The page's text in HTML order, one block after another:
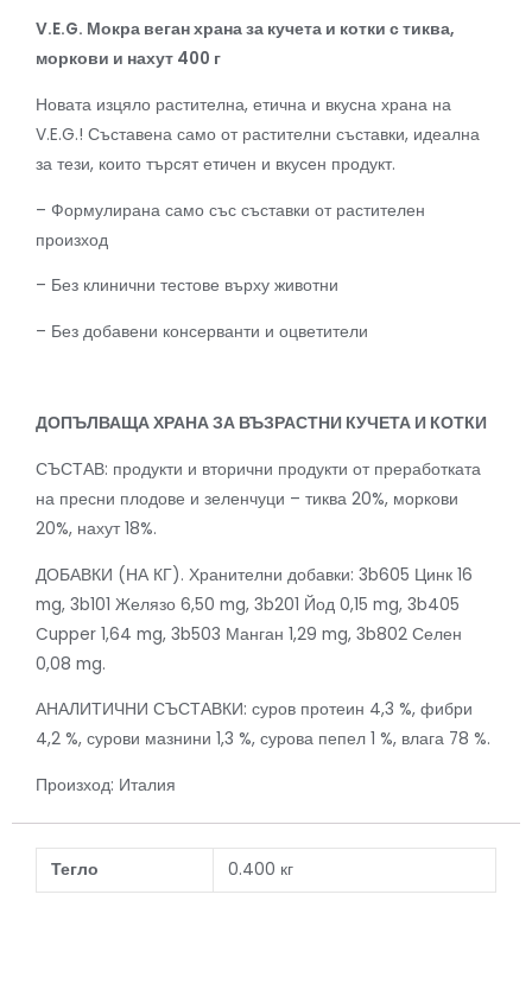
V.E.G. Мокра веган храна за кучета и котки с тиква,
моркови и нахут 400 г
Новата изцяло растителна, етична и вкусна храна на
V.E.G.! Съставена само от растителни съставки, идеална
за тези, които търсят етичен и вкусен продукт.
– Формулирана само със съставки от растителен
произход
– Без клинични тестове върху животни
– Без добавени консерванти и оцветители
ДОПЪЛВАЩА ХРАНА ЗА ВЪЗРАСТНИ КУЧЕТА И КОТКИ
СЪСТАВ: продукти и вторични продукти от преработката
на пресни плодове и зеленчуци – тиква 20%, моркови
20%, нахут 18%.
ДОБАВКИ (НА КГ). Хранителни добавки: 3b605 Цинк 16
mg, 3b101 Желязо 6,50 mg, 3b201 Йод 0,15 mg, 3b405
Cupper 1,64 mg, 3b503 Манган 1,29 mg, 3b802 Селен
0,08 mg.
АНАЛИТИЧНИ СЪСТАВКИ: суров протеин 4,3 %, фибри
4,2 %, сурови мазнини 1,3 %, сурова пепел 1 %, влага 78 %.
Произход: Италия
Тегло 0.400 кг